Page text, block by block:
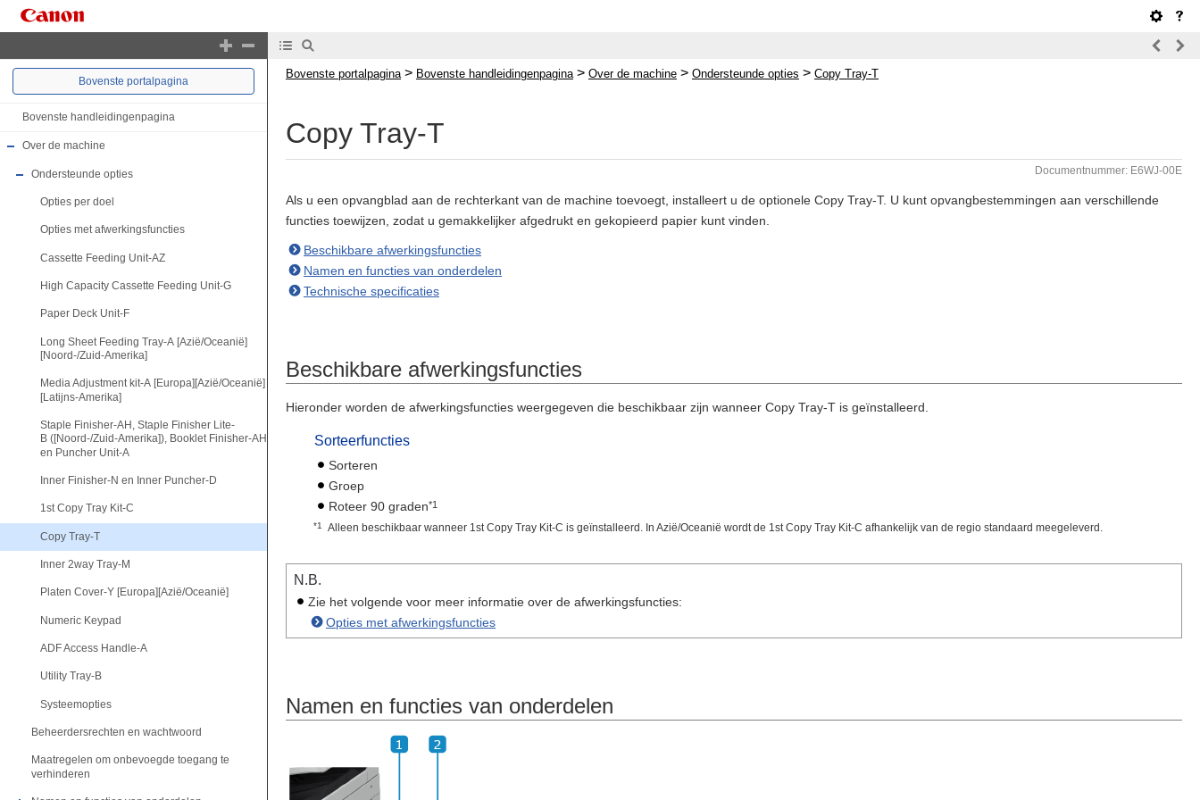
Bovenste portalpagina
Bovenste handleidingenpagina
Over de machine
Ondersteunde opties
Opties per doel
Opties met afwerkingsfuncties
Cassette Feeding Unit-AZ
High Capacity Cassette Feeding Unit-G
Paper Deck Unit-F
Long Sheet Feeding Tray-A [Azië/Oceanië]
[Noord-/Zuid-Amerika]
Media Adjustment kit-A [Europa][Azië/Oceanië]
[Latijns-Amerika]
Staple Finisher-AH, Staple Finisher Lite-
B ([Noord-/Zuid-Amerika]), Booklet Finisher-AH
en Puncher Unit-A
Inner Finisher-N en Inner Puncher-D
1st Copy Tray Kit-C
Copy Tray-T
Inner 2way Tray-M
Platen Cover-Y [Europa][Azië/Oceanië]
Numeric Keypad
ADF Access Handle-A
Utility Tray-B
Systeemopties
Beheerdersrechten en wachtwoord
Maatregelen om onbevoegde toegang te
verhinderen
Bovenste portalpagina > Bovenste handleidingenpagina > Over de machine > Ondersteunde opties > Copy Tray-T
Copy Tray-T
Documentnummer: E6WJ-00E
Als u een opvangblad aan de rechterkant van de machine toevoegt, installeert u de optionele Copy Tray-T. U kunt opvangbestemmingen aan verschillende
functies toewijzen, zodat u gemakkelijker afgedrukt en gekopieerd papier kunt vinden.
Beschikbare afwerkingsfuncties
Namen en functies van onderdelen
Technische specificaties
Beschikbare afwerkingsfuncties
Hieronder worden de afwerkingsfuncties weergegeven die beschikbaar zijn wanneer Copy Tray-T is geïnstalleerd.
Sorteerfuncties
Sorteren
Groep
Roteer 90 graden*1
*1 Alleen beschikbaar wanneer 1st Copy Tray Kit-C is geïnstalleerd. In Azië/Oceanië wordt de 1st Copy Tray Kit-C afhankelijk van de regio standaard meegeleverd.
N.B.
Zie het volgende voor meer informatie over de afwerkingsfuncties:
Opties met afwerkingsfuncties
Namen en functies van onderdelen